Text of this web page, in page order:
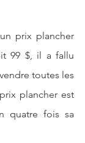
prix plancher
99 $, il a fallu
toutes les
plancher est
quatre fois sa